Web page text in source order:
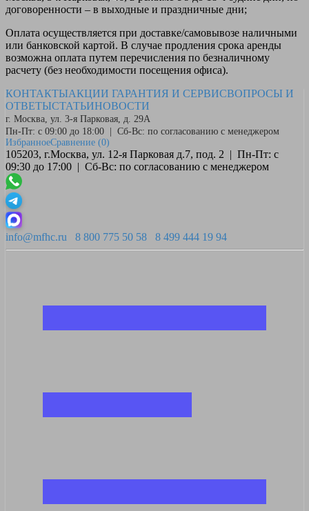
договоренности – в выходные и праздничные дни;
Оплата осуществляется при доставке/самовывозе наличными
или банковской картой. В случае продления срока аренды
возможна оплата путем перечисления по безналичному
расчету (без необходимости посещения офиса).
КОНТАКТЫАКЦИИ ГАРАНТИЯ И СЕРВИСВОПРОСЫ И
ОТВЕТЫСТАТЬИНОВОСТИ
г. Москва, ул. 3-я Парковая, д. 29А
Пн-Пт: с 09:00 до 18:00 | Сб-Вс: по согласованию с менеджером
ИзбранноеСравнение (0)
105203, г.Москва, ул. 12-я Парковая д.7, под. 2 | Пн-Пт: с
09:30 до 17:00 | Сб-Вс: по согласованию с менеджером
info@mfhc.ru 8 800 775 50 58 8 499 444 19 94